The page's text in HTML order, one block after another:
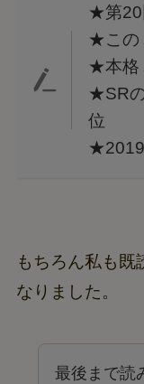
★第20
★この
★本格
★SR
位
★2019
もちろん私も既
なりました。
最後まで読